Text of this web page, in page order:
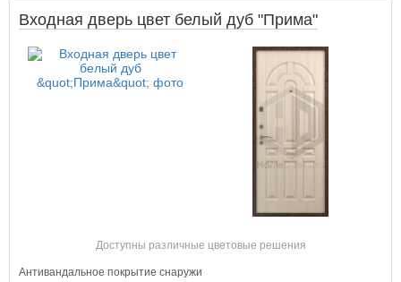
Входная дверь цвет белый дуб "Прима"
Доступны различные цветовые решения
Антивандальное покрытие снаружи